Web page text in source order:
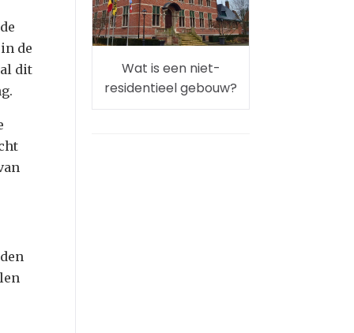
de
dit
Wat is een niet-
residentieel gebouw?